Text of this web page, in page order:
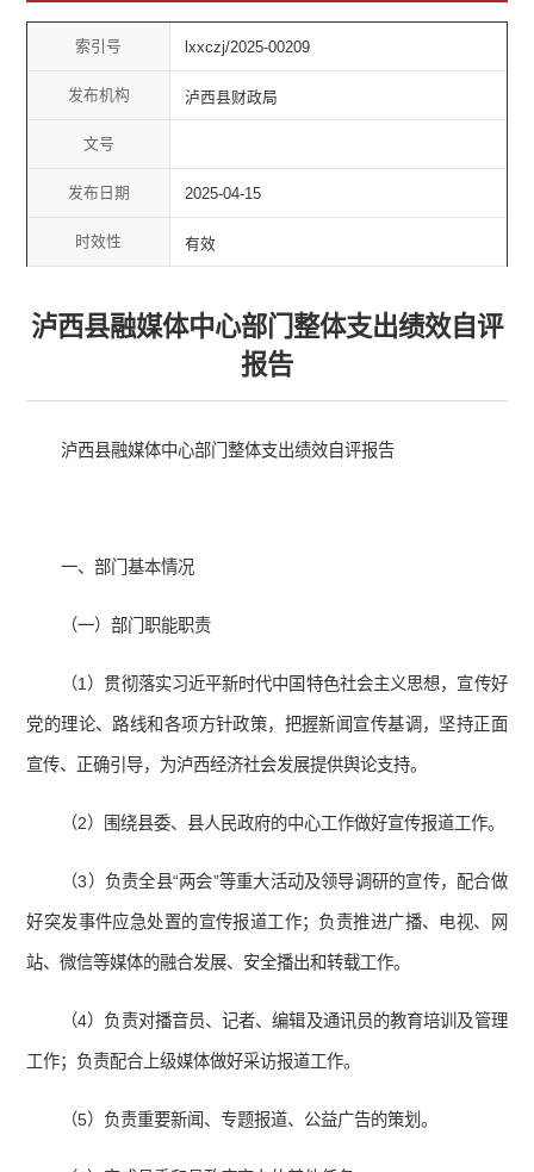
索引号 lxxczj/2025-00209
发布机构 泸西县财政局
文号
发布日期 2025-04-15
时效性 有效
泸西县融媒体中心部门整体支出绩效自评
报告
泸西县融媒体中心部门整体支出绩效自评报告
一、部门基本情况
（一）部门职能职责
（1）贯彻落实习近平新时代中国特色社会主义思想，宣传好
党的理论、路线和各项方针政策，把握新闻宣传基调，坚持正面
宣传、正确引导，为泸西经济社会发展提供舆论支持。
（2）围绕县委、县人民政府的中心工作做好宣传报道工作。
（3）负责全县“两会”等重大活动及领导调研的宣传，配合做
好突发事件应急处置的宣传报道工作；负责推进广播、电视、网
站、微信等媒体的融合发展、安全播出和转载工作。
（4）负责对播音员、记者、编辑及通讯员的教育培训及管理
工作；负责配合上级媒体做好采访报道工作。
（5）负责重要新闻、专题报道、公益广告的策划。